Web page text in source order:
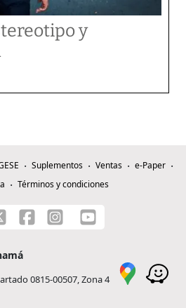
y
Suplementos Ventas
e-Paper
Términos y condiciones
0815-00507, Zona 4